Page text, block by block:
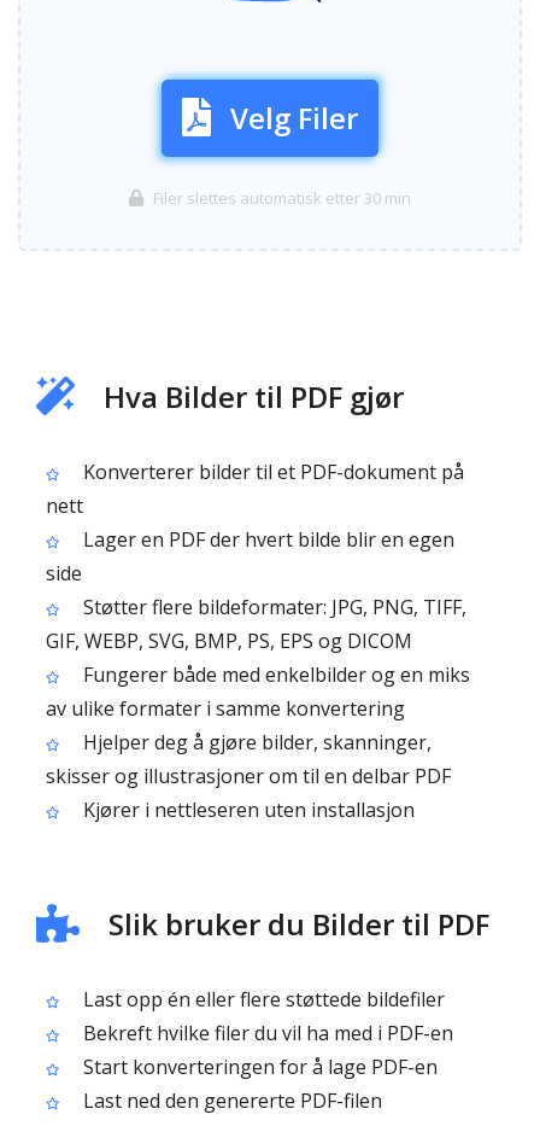
Velg Filer
Filer slettes automatisk etter 30 min
Hva Bilder til PDF gjør
Konverterer bilder til et PDF-dokument på
nett
Lager en PDF der hvert bilde blir en egen
side
Støtter flere bildeformater: JPG, PNG, TIFF,
GIF, WEBP, SVG, BMP, PS, EPS og DICOM
Fungerer både med enkelbilder og en miks
av ulike formater i samme konvertering
Hjelper deg å gjøre bilder, skanninger,
skisser og illustrasjoner om til en delbar PDF
Kjører i nettleseren uten installasjon
Slik bruker du Bilder til PDF
Last opp én eller flere støttede bildefiler
Bekreft hvilke filer du vil ha med i PDF-en
Start konverteringen for å lage PDF-en
Last ned den genererte PDF-filen